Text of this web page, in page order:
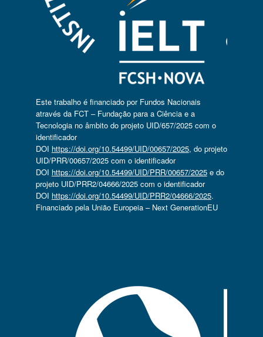
Este trabalho é financiado por Fundos Nacionais
através da FCT – Fundação para a Ciência e a
Tecnologia no âmbito do projeto UID/657/2025 com o
identificador
DOI https://doi.org/10.54499/UID/00657/2025, do projeto
UID/PRR/00657/2025 com o identificador
DOI https://doi.org/10.54499/UID/PRR/00657/2025e do
projeto UID/PRR2/04666/2025 com o identificador
DOI https://doi.org/10.54499/UID/PRR2/04666/2025.
Financiado pela União Europeia – Next GenerationEU